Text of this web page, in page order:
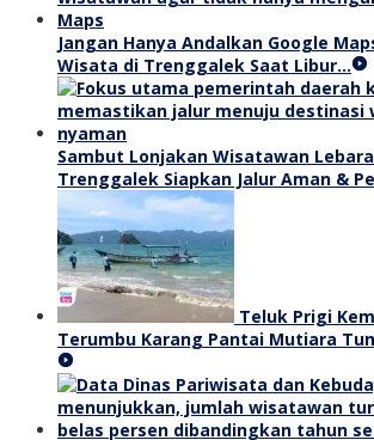
Jangan Hanya Andalkan Google
Wisata di Trenggalek Saat Libur…
Sambut Lonjakan Wisatawan
Trenggalek Siapkan Jalur Aman &
Teluk Prigi
Terumbu Karang Pantai Mutiara